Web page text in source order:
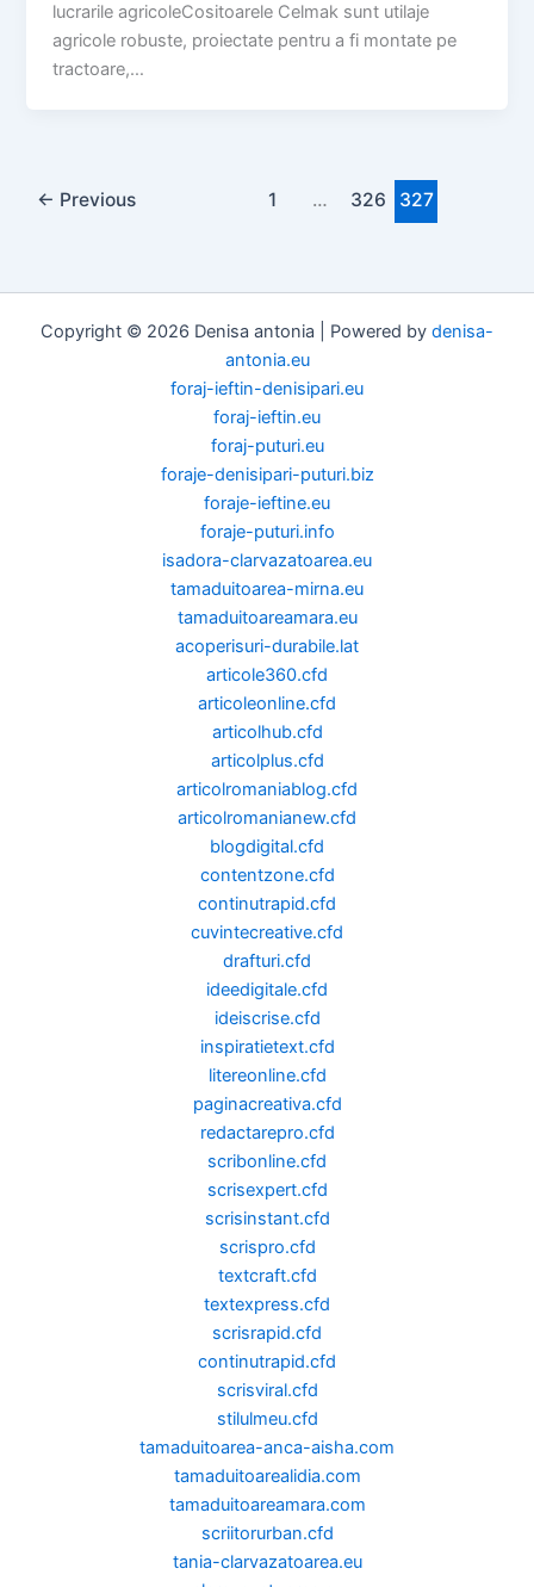
lucrarile agricoleCositoarele Celmak sunt utilaje
agricole robuste, proiectate pentru a fi montate pe
tractoare,…
← Previous 1 … 326 327
Copyright © 2026 Denisa antonia | Powered by denisa-
antonia.eu
foraj-ieftin-denisipari.eu
foraj-ieftin.eu
foraj-puturi.eu
foraje-denisipari-puturi.biz
foraje-ieftine.eu
foraje-puturi.info
isadora-clarvazatoarea.eu
tamaduitoarea-mirna.eu
tamaduitoareamara.eu
acoperisuri-durabile.lat
articole360.cfd
articoleonline.cfd
articolhub.cfd
articolplus.cfd
articolromaniablog.cfd
articolromanianew.cfd
blogdigital.cfd
contentzone.cfd
continutrapid.cfd
cuvintecreative.cfd
drafturi.cfd
ideedigitale.cfd
ideiscrise.cfd
inspiratietext.cfd
litereonline.cfd
paginacreativa.cfd
redactarepro.cfd
scribonline.cfd
scrisexpert.cfd
scrisinstant.cfd
scrispro.cfd
textcraft.cfd
textexpress.cfd
scrisrapid.cfd
continutrapid.cfd
scrisviral.cfd
stilulmeu.cfd
tamaduitoarea-anca-aisha.com
tamaduitoarealidia.com
tamaduitoareamara.com
scriitorurban.cfd
tania-clarvazatoarea.eu